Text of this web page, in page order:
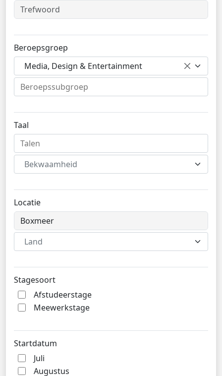
Beroepsgroep
Media, Design & Entertainment
Taal
Bekwaamheid
Locatie
Land
Stagesoort
Afstudeerstage
Meewerkstage
Startdatum
Juli
Augustus